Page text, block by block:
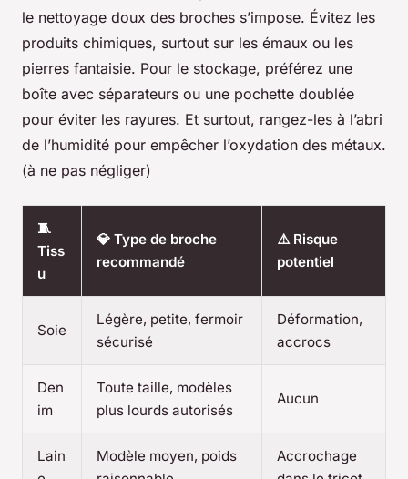
le nettoyage doux des broches s’impose. Évitez les
produits chimiques, surtout sur les émaux ou les
pierres fantaisie. Pour le stockage, préférez une
boîte avec séparateurs ou une pochette doublée
pour éviter les rayures. Et surtout, rangez-les à l’abri
de l’humidité pour empêcher l’oxydation des métaux.
(à ne pas négliger)
🧵
Tiss
u
💎 Type de broche
recommandé
⚠️ Risque
potentiel
Soie
Légère, petite, fermoir
sécurisé
Déformation,
accrocs
Den
im
Toute taille, modèles
plus lourds autorisés
Aucun
Lain
Modèle moyen, poids
Accrochage